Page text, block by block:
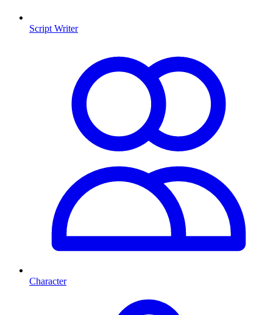
Script Writer
Character